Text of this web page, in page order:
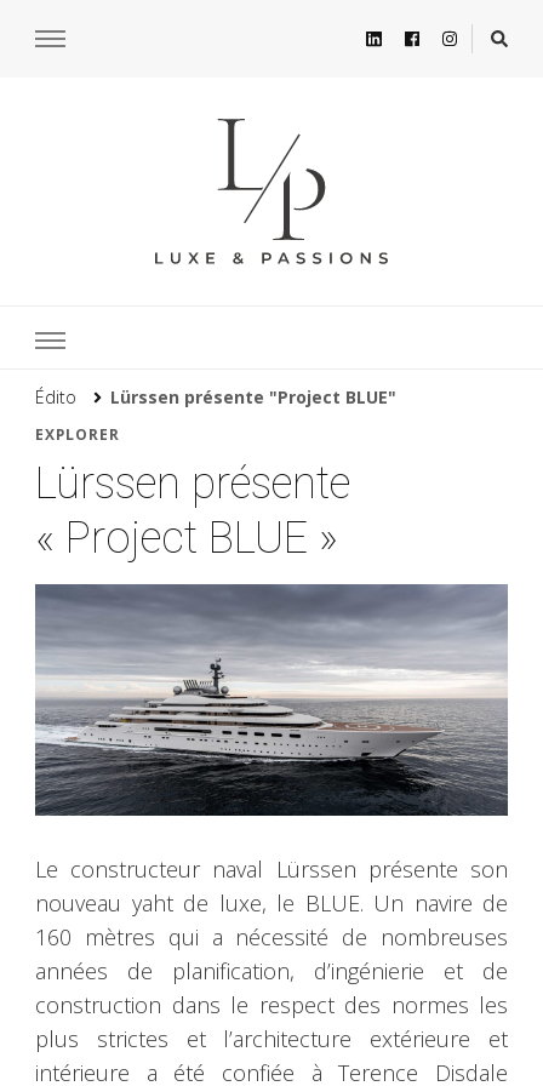
Édito Lürssen présente "Project BLUE"
EXPLORER
Lürssen présente
« Project BLUE »
Le constructeur naval Lürssen présente son
nouveau yaht de luxe, le BLUE. Un navire de
160 mètres qui a nécessité de nombreuses
années de planification, d’ingénierie et de
construction dans le respect des normes les
plus strictes et l’architecture extérieure et
intérieure a été confiée à Terence Disdale